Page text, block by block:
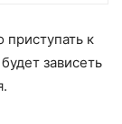
к
зависеть